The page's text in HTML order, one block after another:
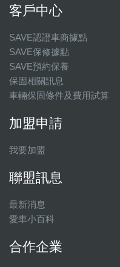
客戶中心
SAVE認證車商據點
SAVE保修據點
SAVE預約保養
保固相關訊息
車輛保固條件及費用試算
加盟申請
我要加盟
聯盟訊息
最新消息
愛車小百科
合作企業